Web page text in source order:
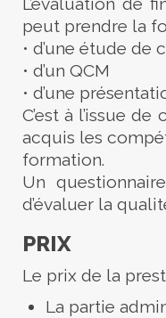
peut prendre la
• d’une étude de
• d’un QCM
• d’une
C’est à l’issue
acquis les
formation.
Un
d’évaluer la
PRIX
Le prix de la
La partie